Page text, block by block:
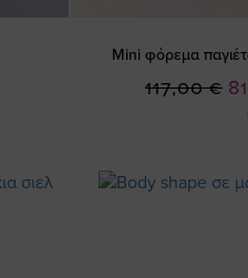
Mini φόρεμα
117,00 €